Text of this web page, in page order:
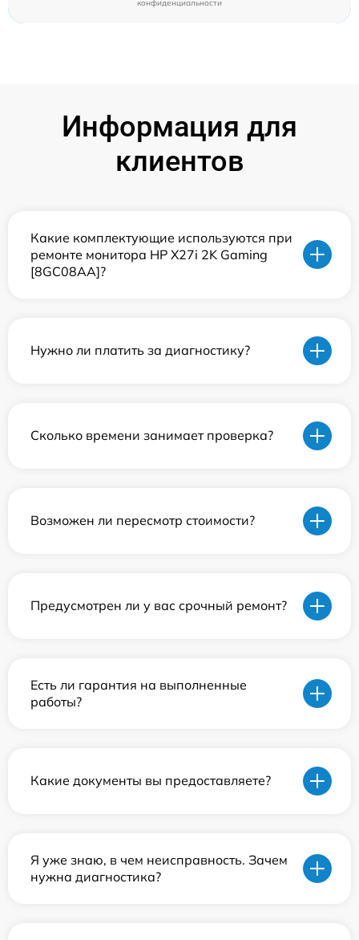
конфиденциальности
Информация для
клиентов
Какие комплектующие используются при
ремонте монитора HP X27i 2K Gaming
[8GC08AA]?
Нужно ли платить за диагностику?
Сколько времени занимает проверка?
Возможен ли пересмотр стоимости?
Предусмотрен ли у вас срочный ремонт?
Есть ли гарантия на выполненные
работы?
Какие документы вы предоставляете?
Я уже знаю, в чем неисправность. Зачем
нужна диагностика?